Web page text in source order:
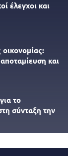
έλεγχοι και
και
το
σύνταξη την